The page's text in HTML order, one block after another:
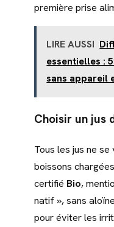
première prise
LIRE AUSSI
essentielles :
sans appareil
Choisir un jus
Tous les jus ne
boissons
certifié Bio,
natif », sans
pour éviter les